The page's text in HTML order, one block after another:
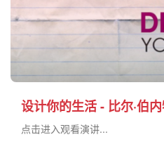
设计你的生活 - 比尔·伯
点击进入观看演讲...